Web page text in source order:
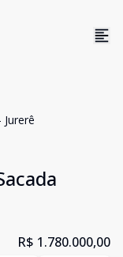
R$ 1.780.000,00